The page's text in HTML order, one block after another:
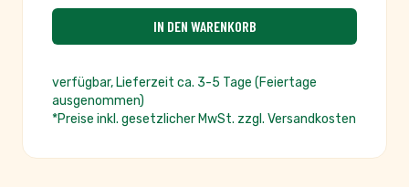
IN DEN WARENKORB
verfügbar, Lieferzeit ca. 3-5 Tage (Feiertage
ausgenommen)
*Preise inkl. gesetzlicher MwSt. zzgl. Versandkosten